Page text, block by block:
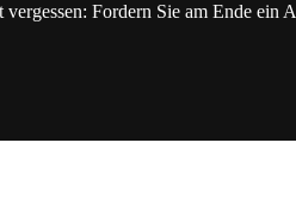
Fordern Sie am Ende ein